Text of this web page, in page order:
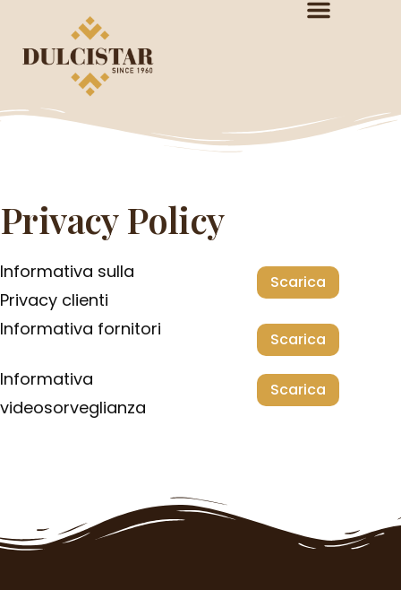
Privacy Policy
Informativa sulla
Privacy clienti
Scarica
Informativa fornitori Scarica
Informativa
videosorveglianza
Scarica